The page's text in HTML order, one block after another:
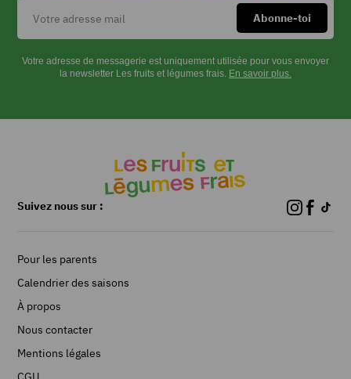
g
de
beurre,
jus
(réserver
zeste).
Faire
les
Votre adresse de messagerie est uniquement utilisée pour vous envoyer
la newsletter Les fruits et légumes frais. En savoir plus.
Suivez nous sur :
Pour les parents
Calendrier des saisons
À propos
Nous contacter
Mentions légales